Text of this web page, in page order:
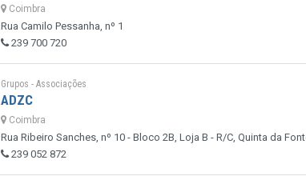
Coimbra
Rua Camilo Pessanha, nº 1
239 700 720
Grupos - Associações
ADZC
Coimbra
Rua Ribeiro Sanches, nº 10 - Bloco 2B, Loja B - R/C, Quinta da
239 052 872